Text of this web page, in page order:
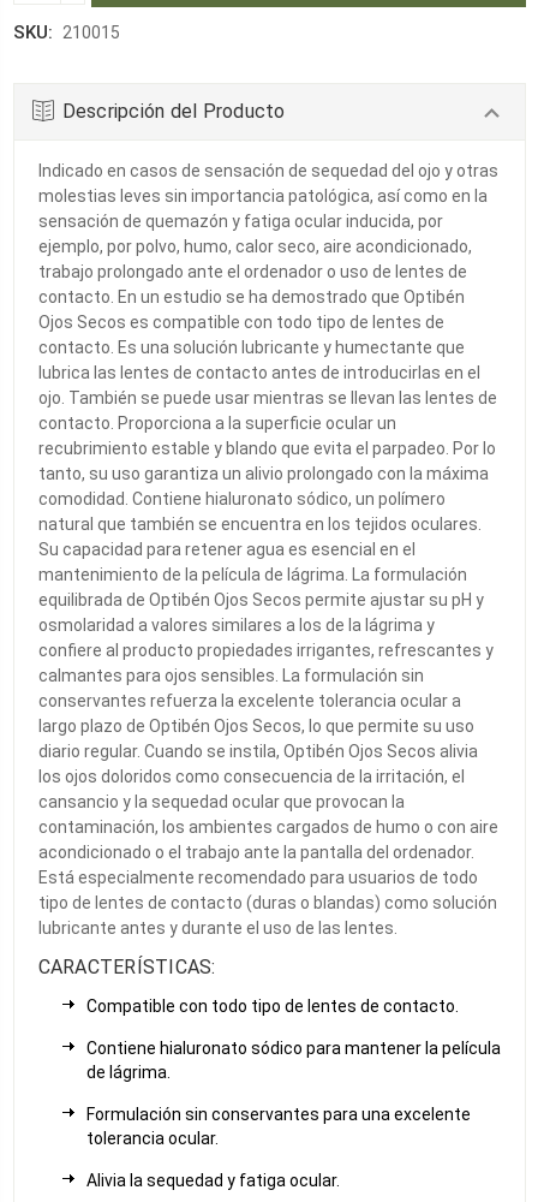
SKU: 210015
Descripción del Producto
Indicado en casos de sensación de sequedad del ojo y otras
molestias leves sin importancia patológica, así como en la
sensación de quemazón y fatiga ocular inducida, por
ejemplo, por polvo, humo, calor seco, aire acondicionado,
trabajo prolongado ante el ordenador o uso de lentes de
contacto. En un estudio se ha demostrado que Optibén
Ojos Secos es compatible con todo tipo de lentes de
contacto. Es una solución lubricante y humectante que
lubrica las lentes de contacto antes de introducirlas en el
ojo. También se puede usar mientras se llevan las lentes de
contacto. Proporciona a la superficie ocular un
recubrimiento estable y blando que evita el parpadeo. Por lo
tanto, su uso garantiza un alivio prolongado con la máxima
comodidad. Contiene hialuronato sódico, un polímero
natural que también se encuentra en los tejidos oculares.
Su capacidad para retener agua es esencial en el
mantenimiento de la película de lágrima. La formulación
equilibrada de Optibén Ojos Secos permite ajustar su pH y
osmolaridad a valores similares a los de la lágrima y
confiere al producto propiedades irrigantes, refrescantes y
calmantes para ojos sensibles. La formulación sin
conservantes refuerza la excelente tolerancia ocular a
largo plazo de Optibén Ojos Secos, lo que permite su uso
diario regular. Cuando se instila, Optibén Ojos Secos alivia
los ojos doloridos como consecuencia de la irritación, el
cansancio y la sequedad ocular que provocan la
contaminación, los ambientes cargados de humo o con aire
acondicionado o el trabajo ante la pantalla del ordenador.
Está especialmente recomendado para usuarios de todo
tipo de lentes de contacto (duras o blandas) como solución
lubricante antes y durante el uso de las lentes.
CARACTERÍSTICAS:
Compatible con todo tipo de lentes de contacto.
Contiene hialuronato sódico para mantener la película
de lágrima.
Formulación sin conservantes para una excelente
tolerancia ocular.
Alivia la sequedad y fatiga ocular.